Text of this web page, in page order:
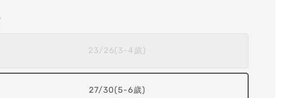
23/26(3-4歲)
27/30(5-6歲)